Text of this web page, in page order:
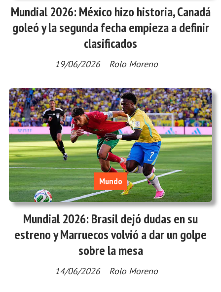
Mundial 2026: México hizo historia, Canadá
goleó y la segunda fecha empieza a definir
clasificados
Rolo Moreno
19/06/2026
Mundial 2026: Brasil dejó dudas en su
estreno y Marruecos volvió a dar un golpe
sobre la mesa
Rolo Moreno
Mundo
14/06/2026